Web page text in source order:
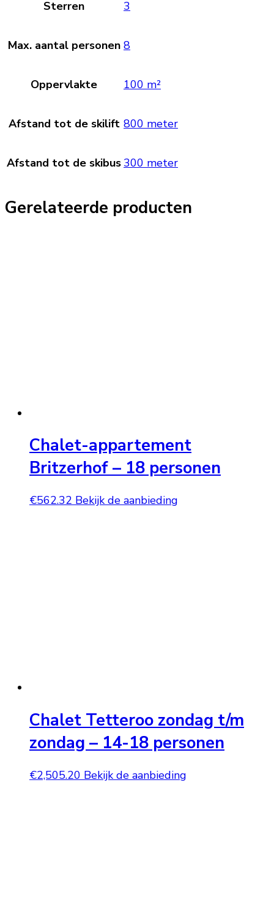
Sterren 3
Max. aantal personen 8
Oppervlakte 100 m²
Afstand tot de skilift 800 meter
Afstand tot de skibus 300 meter
Gerelateerde producten
Chalet-appartement
Britzerhof – 18 personen
€562.32 Bekijk de aanbieding
Chalet Tetteroo zondag t/m
zondag – 14-18 personen
€2,505.20 Bekijk de aanbieding